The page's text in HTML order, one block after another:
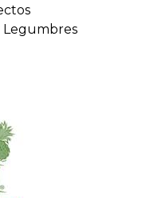
Legumbres